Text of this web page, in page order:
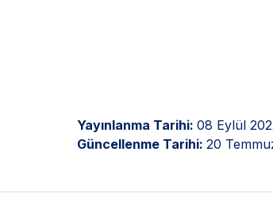
Yayınlanma Tarihi: 08 Eylül
Güncellenme Tarihi: 20